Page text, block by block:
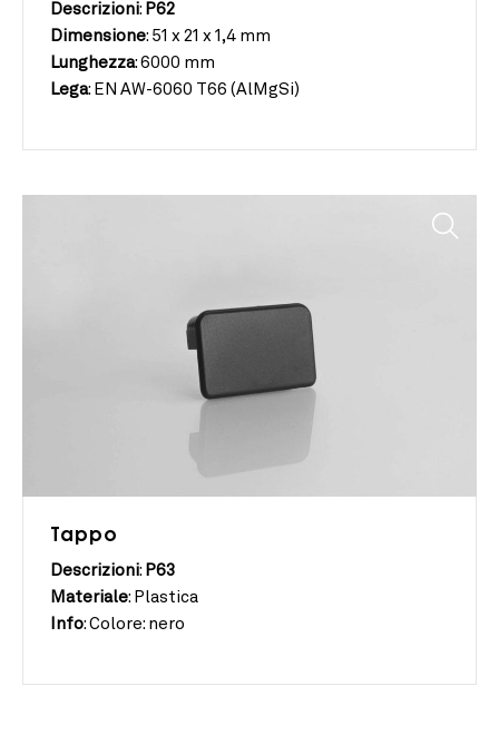
Descrizioni: P62
Dimensione: 51 x 21 x 1,4 mm
Lunghezza: 6000 mm
Lega: EN AW-6060 T66 (AlMgSi)
Tappo
Descrizioni: P63
Materiale: Plastica
Info: Colore: nero